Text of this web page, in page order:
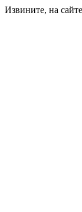
Извините, на